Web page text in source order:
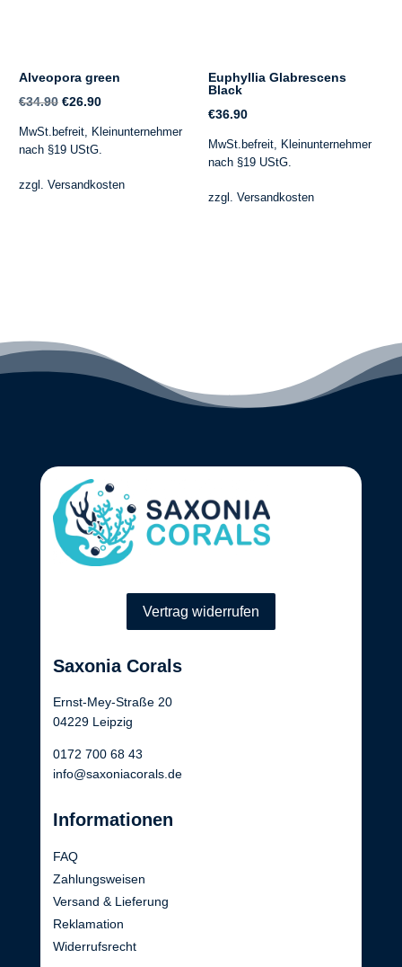
Alveopora green
€34.90 Ursprünglicher
Preis
war:
€26.90Aktueller
Preis
MwSt.befreit, Kleinunternehmer
nach §19 UStG.
zzgl. Versandkosten
Euphyllia Glabrescens
Black
€36.90
MwSt.befreit, Kleinunternehmer
nach §19 UStG.
zzgl.Versandkosten
Vertrag widerrufen
Saxonia Corals
Ernst-Mey-Straße 20
04229 Leipzig
0172 700 68 43
info@saxoniacorals.de
Informationen
FAQ
Zahlungsweisen
Versand & Lieferung
Reklamation
Widerrufsrecht